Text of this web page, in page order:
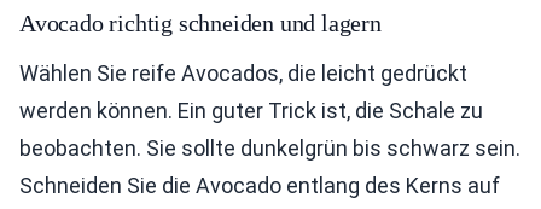
Avocado richtig schneiden und lagern
Wählen Sie reife Avocados, die leicht gedrückt
werden können. Ein guter Trick ist, die Schale zu
beobachten. Sie sollte dunkelgrün bis schwarz sein.
Schneiden Sie die Avocado entlang des Kerns auf